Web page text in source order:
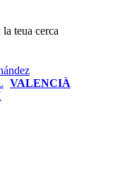
teua cerca
VALENCIÀ